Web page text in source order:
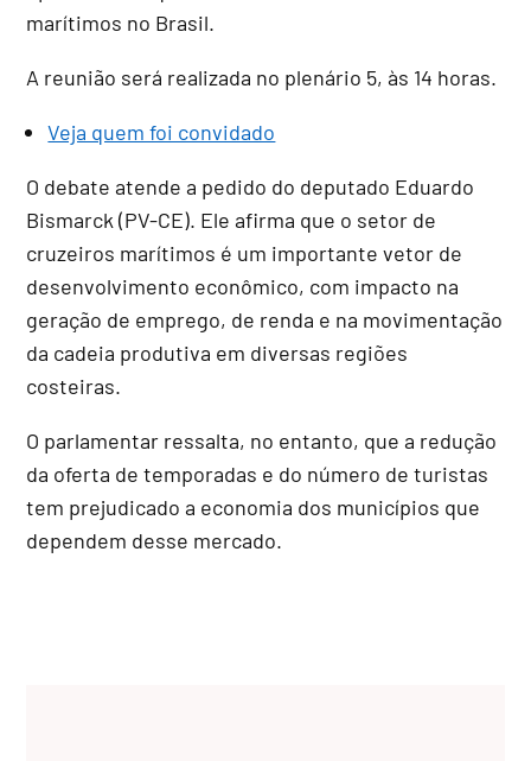
marítimos no Brasil.
A reunião será realizada no plenário 5, às 14 horas.
Veja quem foi convidado
O debate atende a pedido do deputado Eduardo
Bismarck (PV-CE). Ele afirma que o setor de
cruzeiros marítimos é um importante vetor de
desenvolvimento econômico, com impacto na
geração de emprego, de renda e na movimentação
da cadeia produtiva em diversas regiões
costeiras.
O parlamentar ressalta, no entanto, que a redução
da oferta de temporadas e do número de turistas
tem prejudicado a economia dos municípios que
dependem desse mercado.